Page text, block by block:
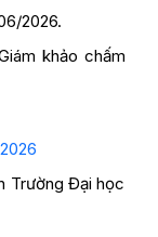
2026.
khảo chấm
Trường Đại học